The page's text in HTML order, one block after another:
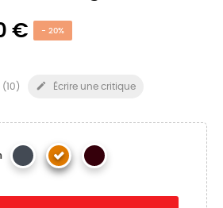
€ - 20%
(10 )  Écrire une critique